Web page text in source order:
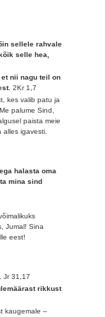
sellele rahvale
selle hea,
nii nagu teil on
2Kr 1,7
kes valib patu ja
palume Sind,
paista meie
igavesti.
halasta oma
mina sind
Jumal! Sina
eest!
Jr 31,17
rikkust
kaugemale –